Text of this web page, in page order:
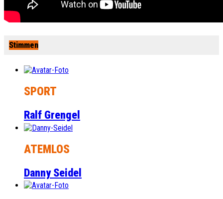
Stimmen
SPORT
Ralf Grengel
ATEMLOS
Danny Seidel